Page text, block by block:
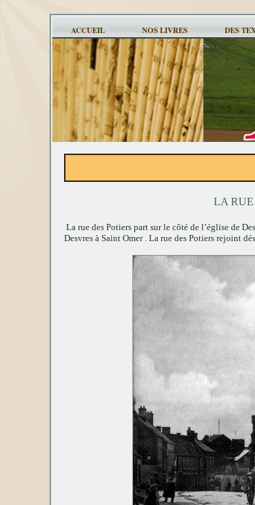
ACCUEIL NOS LIVRES DES
LA RUE
La rue des Potiers part sur le côté de l’église de
Desvres à Saint Omer . La rue des Potiers rejoint